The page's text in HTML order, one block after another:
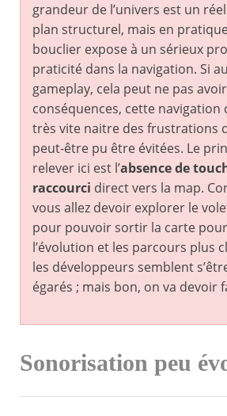
grandeur de l’univers est un
plan structurel, mais en
bouclier expose à un sérieux
praticité dans la navigation. Si
gameplay, cela peut ne pas
conséquences, cette navigation
très vite naitre des frustrations
peut-être pu être évitées. Le
relever ici est l’absence de
raccourci direct vers la map.
vous allez devoir explorer le
pour pouvoir sortir la carte
l’évolution et les parcours plus
les développeurs semblent
égarés ; mais bon, on va devoir
Sonorisation peu